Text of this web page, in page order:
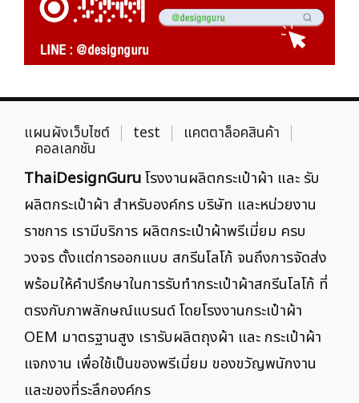
แผนผังเว็บไซต์ test แคตตาล็อคสินค้า
คอลเลกชัน
ThaiDesignGuruโรงงานผลิตกระเป๋าผ้า และ รับ
ผลิตกระเป๋าผ้า สำหรับองค์กร บริษัท และหน่วยงาน
ราชการ เรามีบริการ ผลิตกระเป๋าผ้าพรีเมี่ยม ครบ
วงจร ตั้งแต่การออกแบบ สกรีนโลโก้ จนถึงการจัดส่ง
พร้อมให้คำปรึกษาในการรับทำกระเป๋าผ้าสกรีนโลโก้ ที่
ตรงกับภาพลักษณ์แบรนด์ โดยโรงงานกระเป๋าผ้า
OEM มาตรฐานสูง เรารับผลิตถุงผ้า และ กระเป๋าผ้า
แจกงาน เพื่อใช้เป็นของพรีเมี่ยม ของขวัญพนักงาน
และของที่ระลึกองค์กร